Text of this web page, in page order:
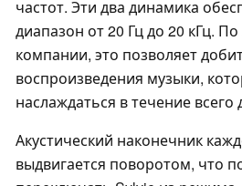
частот. Эти два динамика
диапазон от 20 Гц до 20 кГц.
компании, это позволяет
воспроизведения музыки,
наслаждаться в течение всего
Акустический наконечник
выдвигается поворотом, что